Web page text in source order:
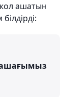
ашатын